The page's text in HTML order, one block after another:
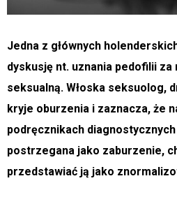
Jedna z głównych
dyskusję nt. uznania pedofilii
seksualną. Włoska seksuolog,
kryje oburzenia i zaznacza, że
podręcznikach
postrzegana jako zaburzenie,
przedstawiać ją jako